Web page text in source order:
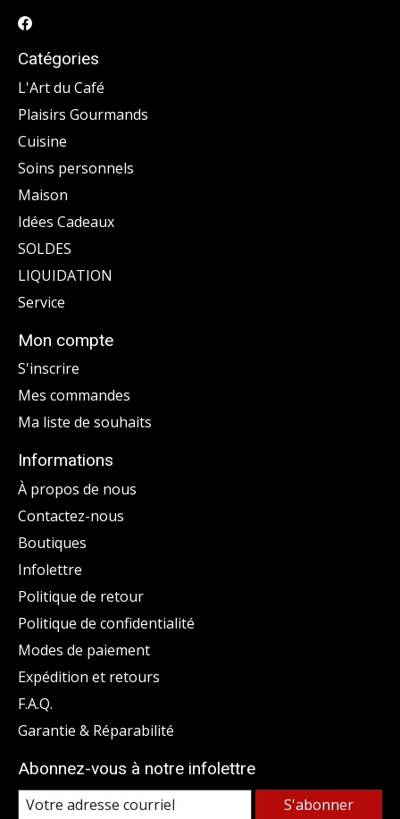
Catégories
L'Art du Café
Plaisirs Gourmands
Cuisine
Soins personnels
Maison
Idées Cadeaux
SOLDES
LIQUIDATION
Service
Mon compte
S'inscrire
Mes commandes
Ma liste de souhaits
Informations
À propos de nous
Contactez-nous
Boutiques
Infolettre
Politique de retour
Politique de confidentialité
Modes de paiement
Expédition et retours
F.A.Q.
Garantie & Réparabilité
Abonnez-vous à notre infolettre
S'abonner